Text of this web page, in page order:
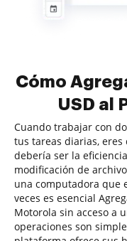
Cómo
USD al
Cuando trabajar con
tus tareas diarias,
debería ser la
modificación de
una computadora que
veces es esencial
Motorola sin acceso a
operaciones son